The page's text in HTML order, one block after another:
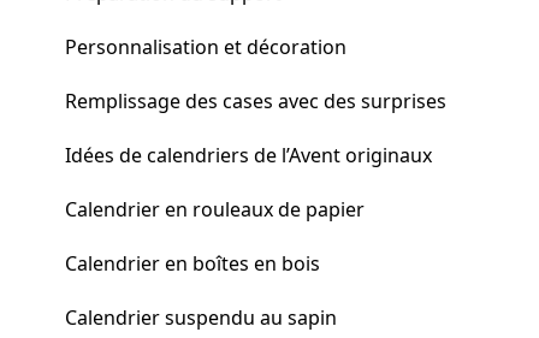
Personnalisation et décoration
Remplissage des cases avec des surprises
Idées de calendriers de l’Avent originaux
Calendrier en rouleaux de papier
Calendrier en boîtes en bois
Calendrier suspendu au sapin